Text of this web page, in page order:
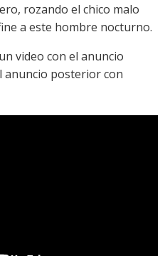
rozando el chico malo
a este hombre nocturno.
video con el anuncio
anuncio posterior con